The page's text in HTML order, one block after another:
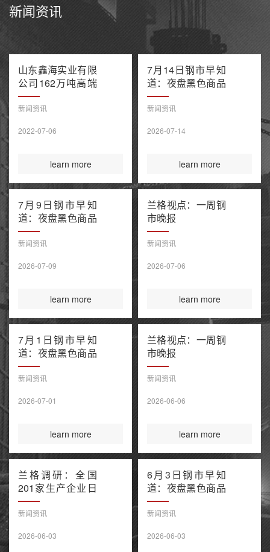
新闻资讯
山东鑫海实业有限
公司162万吨高端
不锈钢项目产能置
换方案公示
新闻资讯
2022-07-06
learn more
7月14日钢市早知
道：夜盘黑色商品
多数收跌 阿联酋
油轮在霍尔木兹海
伦特原油涨超9%
新闻资讯
2026-07-14
learn more
7月9日钢市早知
道：夜盘黑色商品
整体收涨 原油大
涨引爆全球债市抛
忘录“已终结”
新闻资讯
2026-07-09
learn more
兰格视点：一周钢
市晚报
新闻资讯
2026-07-06
learn more
7月1日钢市早知
道：夜盘黑色商品
窄幅波动 上半年
百强房企销售额降
钢铁保障新规今起
新闻资讯
2026-07-01
learn more
兰格视点：一周钢
市晚报
新闻资讯
2026-06-06
learn more
兰格调研：全国
201家生产企业日
均铁水产量环比上
升（6月3日）
新闻资讯
2026-06-03
6月3日钢市早知
道：夜盘黑色商品
多数收涨 IEA警告
全球石油库存或于
国际煤炭投资创14
新闻资讯
2026-06-03